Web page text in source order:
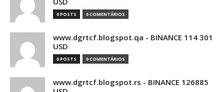
0 POSTS 0 COMENTÁRIOS
www.dgrtcf.blogspot.qa - BINANCE 114 301
USD
0 POSTS 0 COMENTÁRIOS
www.dgrtcf.blogspot.rs - BINANCE 126885